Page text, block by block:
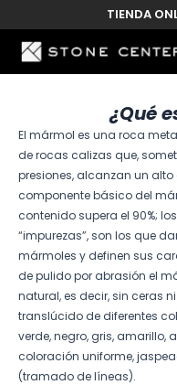
to
content
TIENDA
¿Qué
El mármol es una roca
de rocas calizas que,
presiones, alcanzan un
componente básico del
contenido supera el 90%;
“impurezas”, son los que
mármoles y definen sus
de pulido por abrasión el
natural, es decir, sin ceras
translúcido de diferentes
verde, negro, gris, amarillo,
coloración uniforme,
(tramado de líneas).